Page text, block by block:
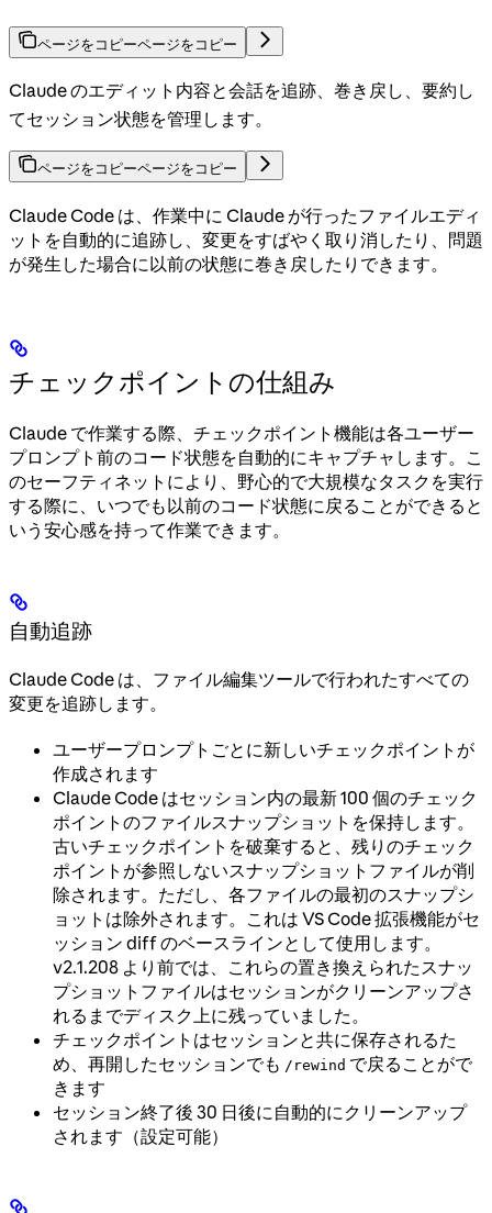
ページをコピーページをコピー
Claude のエディット内容と会話を追跡、巻き戻し、要約し
てセッション状態を管理します。
ページをコピーページをコピー
Claude Code は、作業中に Claude が行ったファイルエディ
ットを自動的に追跡し、変更をすばやく取り消したり、問題
が発生した場合に以前の状態に巻き戻したりできます。
チェックポイントの仕組み
Claude で作業する際、チェックポイント機能は各ユーザー
プロンプト前のコード状態を自動的にキャプチャします。こ
のセーフティネットにより、野心的で大規模なタスクを実行
する際に、いつでも以前のコード状態に戻ることができると
いう安心感を持って作業できます。
自動追跡
Claude Code は、ファイル編集ツールで行われたすべての
変更を追跡します。
ユーザープロンプトごとに新しいチェックポイントが
作成されます
Claude Code はセッション内の最新 100 個のチェック
ポイントのファイルスナップショットを保持します。
古いチェックポイントを破棄すると、残りのチェック
ポイントが参照しないスナップショットファイルが削
除されます。ただし、各ファイルの最初のスナップシ
ョットは除外されます。これは VS Code 拡張機能がセ
ッション diff のベースラインとして使用します。
v2.1.208 より前では、これらの置き換えられたスナッ
プショットファイルはセッションがクリーンアップさ
れるまでディスク上に残っていました。
チェックポイントはセッションと共に保存されるた
め、再開したセッションでも /rewind で戻ることがで
きます
セッション終了後 30 日後に自動的にクリーンアップ
されます（設定可能）